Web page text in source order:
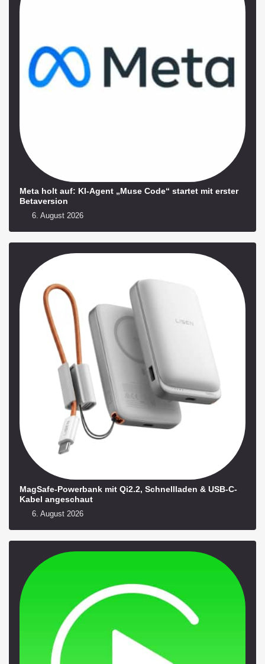
Meta holt auf: KI-Agent „Muse Code“ startet mit erster
Betaversion
6. August 2026
MagSafe-Powerbank mit Qi2.2, Schnellladen & USB-C-
Kabel angeschaut
6. August 2026